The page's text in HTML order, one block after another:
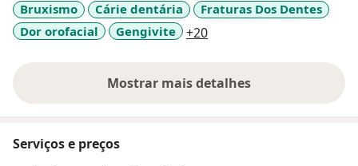
Bruxismo Cárie dentária
Fraturas Dos Dentes
Dor orofacial
Gengivite +20a11y_sr_more_diseases
Mostrar mais detalhes
sobre a experiência
Serviços e preços